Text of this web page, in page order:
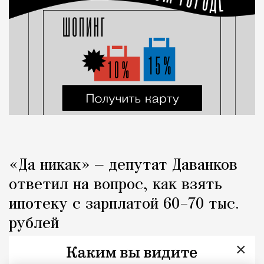
«Да никак» — депутат Даванков
ответил на вопрос, как взять
ипотеку с зарплатой 60–70 тыс.
рублей
Кирилл Романов ×